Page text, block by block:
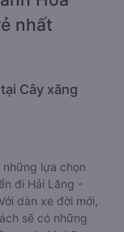
nhất
Cây xăng
lựa chọn
đi Hải Lăng -
dàn xe đời mới,
sẽ có những